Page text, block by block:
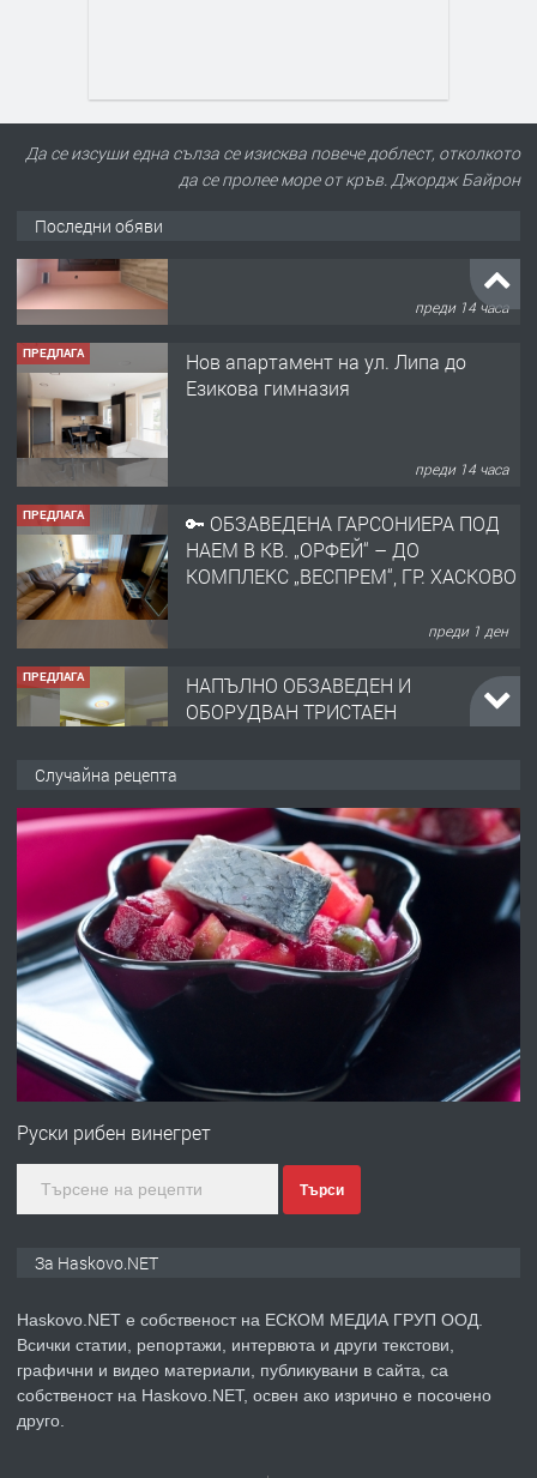
Да се изсуши една сълза се изисква повече доблест, отколкото
да се пролее море от кръв. Джордж Байрон
Последни обяви
ПРЕДЛАГА
ПРЕДЛАГА
НАЕМ В КВ. „ОРФЕЙ“ – ДО
ПРЕДЛАГА
ХАСКОВО
преди 2 дни
ПРЕДЛАГА
№4120 Магазин/Офис под наем в кв.
Любен Каравелов, Хасково-близо до
градската градина!
ПРЕДЛАГА
ПРОСТОРЕН ТРИСТАЕН
КУБА
преди 3 дни
ПРЕДЛАГА СГЛОБЯВАНЕ НА МЕБЕЛИ.
Случайна рецепта
Руски рибен винегрет
Търси
За Haskovo.NET
Haskovo.NET е собственост на ЕСКОМ МЕДИА ГРУП ООД.
Всички статии, репортажи, интервюта и други текстови,
графични и видео материали, публикувани в сайта, са
собственост на Haskovo.NET, освен ако изрично е посочено
друго.